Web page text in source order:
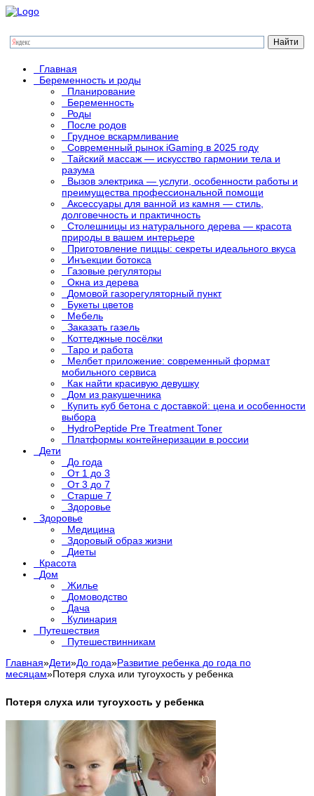
Главная
Беременность и роды
Планирование
Беременность
Роды
После родов
Грудное вскармливание
Современный рынок iGaming в 2025 году
Тайский массаж — искусство гармонии тела и
разума
Вызов электрика — услуги, особенности работы и
преимущества профессиональной помощи
Аксессуары для ванной из камня — стиль,
долговечность и практичность
Столешницы из натурального дерева — красота
природы в вашем интерьере
Приготовление пиццы: секреты идеального вкуса
Инъекции ботокса
Газовые регуляторы
Окна из дерева
Домовой газорегуляторный пункт
Букеты цветов
Мебель
Заказать газель
Коттеджные посёлки
Таро и работа
Мелбет приложение: современный формат
мобильного сервиса
Как найти красивую девушку
Дом из ракушечника
Купить куб бетона с доставкой: цена и особенности
выбора
HydroPeptide Pre Treatment Toner
Платформы контейнеризации в россии
Дети
До года
От 1 до 3
От 3 до 7
Старше 7
Здоровье
Здоровье
Медицина
Здоровый образ жизни
Диеты
Красота
Дом
Жилье
Домоводство
Дача
Кулинария
Путешествия
Путешествинникам
Главная»Дети»До года»Развитие ребенка до года по
месяцам»Потеря слуха или тугоухость у ребенка
Потеря слуха или тугоухость у ребенка